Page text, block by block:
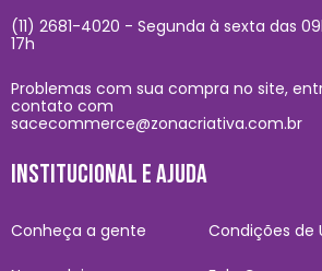
(11) 2681-4020 - Segunda à sexta das
17h
Problemas com sua compra no site,
contato com
sacecommerce@zonacriativa.com.br
INSTITUCIONAL E AJUDA
Conheça a gente Condições de